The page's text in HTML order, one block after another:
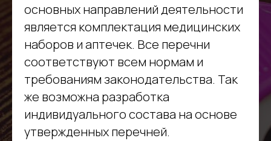
основных направлений деятельности
является комплектация медицинских
наборов и аптечек. Все перечни
соответствуют всем нормам и
требованиям законодательства. Так
же возможна разработка
индивидуального состава на основе
утвержденных перечней.